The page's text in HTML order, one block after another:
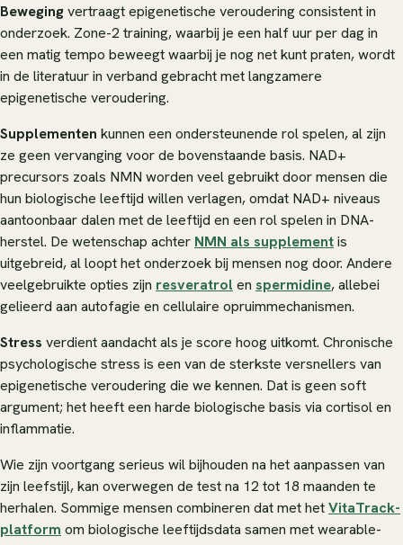
Bewegingvertraagt epigenetische veroudering consistent in
onderzoek. Zone-2 training, waarbij je een half uur per dag in
een matig tempo beweegt waarbij je nog net kunt praten, wordt
in de literatuur in verband gebracht met langzamere
epigenetische veroudering.
Supplementen kunnen een ondersteunende rol spelen, al zijn
ze geen vervanging voor de bovenstaande basis. NAD+
precursors zoals NMN worden veel gebruikt door mensen die
hun biologische leeftijd willen verlagen, omdat NAD+ niveaus
aantoonbaar dalen met de leeftijd en een rol spelen in DNA-
herstel. De wetenschap achter NMN als supplementis
uitgebreid, al loopt het onderzoek bij mensen nog door. Andere
veelgebruikte opties zijn resveratrol en spermidine, allebei
gelieerd aan autofagie en cellulaire opruimmechanismen.
Stress verdient aandacht als je score hoog uitkomt. Chronische
psychologische stress is een van de sterkste versnellers van
epigenetische veroudering die we kennen. Dat is geen soft
argument; het heeft een harde biologische basis via cortisol en
inflammatie.
Wie zijn voortgang serieus wil bijhouden na het aanpassen van
zijn leefstijl, kan overwegen de test na 12 tot 18 maanden te
herhalen. Sommige mensen combineren dat met hetVitaTrack-
platform om biologische leeftijdsdata samen met wearable-